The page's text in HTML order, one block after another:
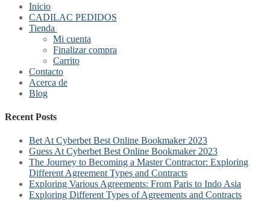
Inicio
CADILAC PEDIDOS
Tienda
Mi cuenta
Finalizar compra
Carrito
Contacto
Acerca de
Blog
Recent Posts
Bet At Cyberbet Best Online Bookmaker 2023
Guess At Cyberbet Best Online Bookmaker 2023
The Journey to Becoming a Master Contractor: Exploring
Different Agreement Types and Contracts
Exploring Various Agreements: From Paris to Indo Asia
Exploring Different Types of Agreements and Contracts